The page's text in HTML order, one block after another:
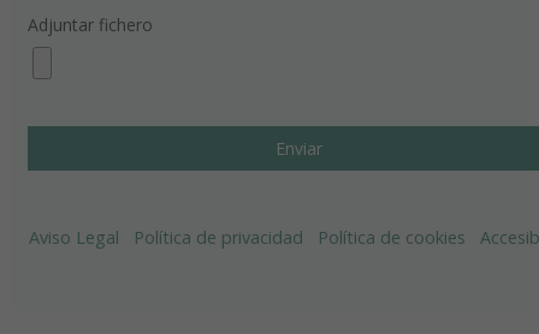
Adjuntar fichero
Aviso Legal Política de privacidad Política de cookies